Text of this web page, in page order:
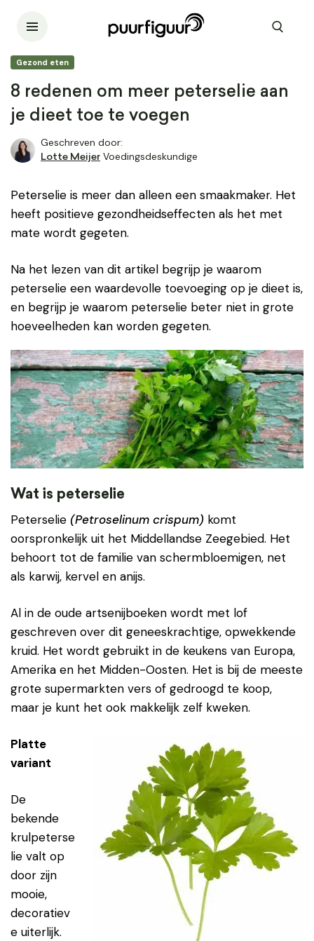
Gezond eten
8 redenen om meer peterselie aan
je dieet toe te voegen
Geschreven door:
Lotte Meijer Voedingsdeskundige
Peterselie is meer dan alleen een smaakmaker. Het
heeft positieve gezondheidseffecten als het met
mate wordt gegeten.
Na het lezen van dit artikel begrijp je waarom
peterselie een waardevolle toevoeging op je dieet is,
en begrijp je waarom peterselie beter niet in grote
hoeveelheden kan worden gegeten.
Wat is peterselie
Peterselie (Petroselinum crispum) komt
oorspronkelijk uit het Middellandse Zeegebied. Het
behoort tot de familie van schermbloemigen, net
als karwij, kervel en anijs.
Al in de oude artsenijboeken wordt met lof
geschreven over dit geneeskrachtige, opwekkende
kruid. Het wordt gebruikt in de keukens van Europa,
Amerika en het Midden-Oosten. Het is bij de meeste
grote supermarkten vers of gedroogd te koop,
maar je kunt het ook makkelijk zelf kweken.
Platte
variant
De
bekende
krulpeterse
lie valt op
door zijn
mooie,
decoratiev
e uiterlijk.